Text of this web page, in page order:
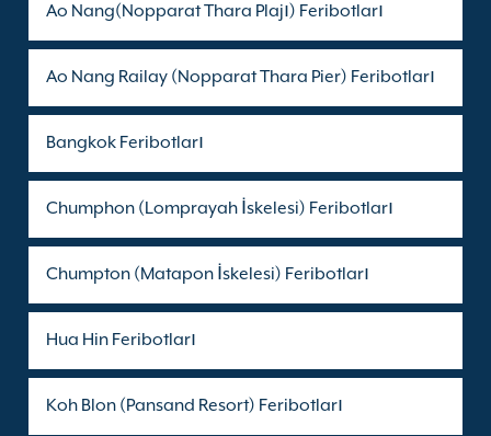
Ao Nang(Nopparat Thara Plajı) Feribotları
Ao Nang Railay (Nopparat Thara Pier) Feribotları
Bangkok Feribotları
Chumphon (Lomprayah İskelesi) Feribotları
Chumpton (Matapon İskelesi) Feribotları
Hua Hin Feribotları
Koh Blon (Pansand Resort) Feribotları